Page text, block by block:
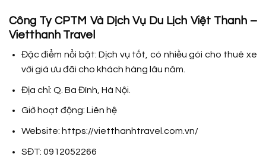
Công Ty CPTM Và Dịch Vụ Du Lịch Việt Thanh –
Vietthanh Travel
Đặc điểm nổi bật: Dịch vụ tốt, có nhiều gói cho thuê xe
với giá ưu đãi cho khách hàng lâu năm.
Địa chỉ: Q. Ba Đình, Hà Nội.
Giờ hoạt động: Liên hệ
Website: https://vietthanhtravel.com.vn/
SĐT: 0912052266